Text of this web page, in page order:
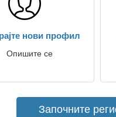
нови профил
Опишите се
Започните